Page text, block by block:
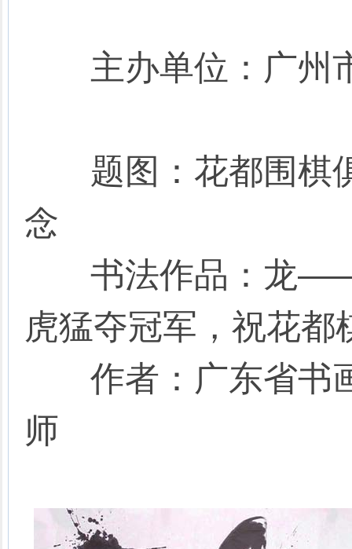
主办单位：广州
题图：花都围棋
念
书法作品：龙——
虎猛夺冠军，祝花
作者：广东省书
师